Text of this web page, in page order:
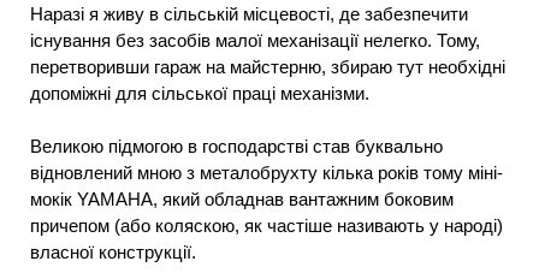
Наразі я живу в сільській місцевості, де забезпечити
існування без засобів малої механізації нелегко. Тому,
перетворивши гараж на майстерню, збираю тут необхідні
допоміжні для сільської праці механізми.
Великою підмогою в господарстві став буквально
відновлений мною з металобрухту кілька років тому міні-
мокік YAMAHA, який обладнав вантажним боковим
причепом (або коляскою, як частіше називають у народі)
власної конструкції.